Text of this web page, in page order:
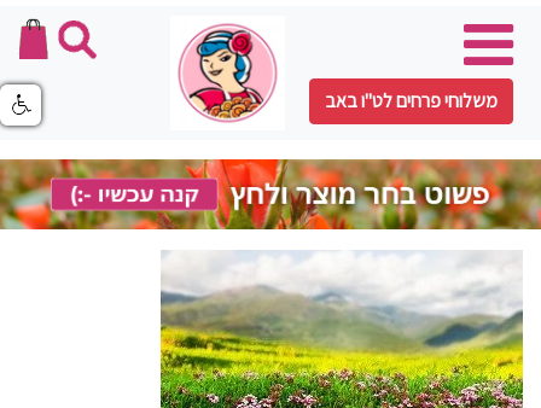
משלוחי פרחים לט"ו באב